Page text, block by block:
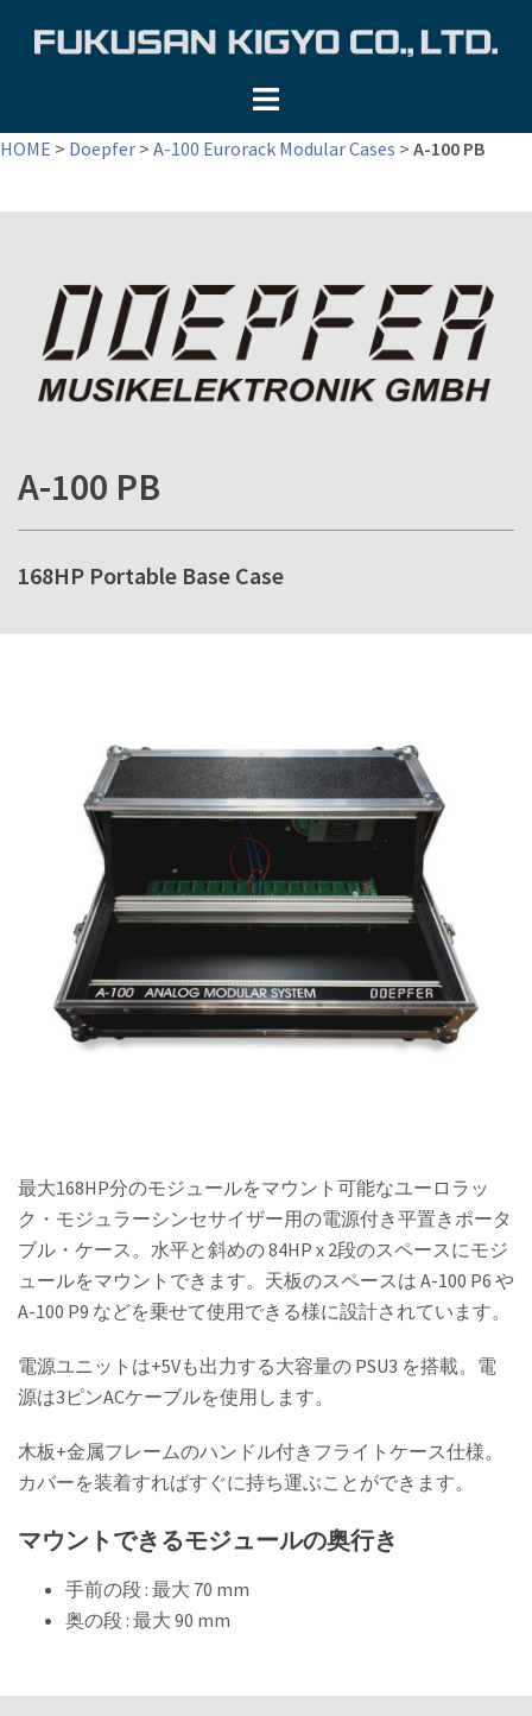
ツ
HOME > Doepfer > A-100 Eurorack Modular Cases > A-100 PB
A-100 PB
168HP Portable Base Case
最大168HP分のモジュールをマウント可能なユーロラッ
ク・モジュラーシンセサイザー用の電源付き平置きポータ
ブル・ケース。水平と斜めの 84HP x 2段のスペースにモジ
ュールをマウントできます。天板のスペースは A-100 P6 や
A-100 P9 などを乗せて使用できる様に設計されています。
電源ユニットは+5Vも出力する大容量の PSU3 を搭載。電
源は3ピンACケーブルを使用します。
木板+金属フレームのハンドル付きフライトケース仕様。
カバーを装着すればすぐに持ち運ぶことができます。
マウントできるモジュールの奥行き
手前の段 : 最大 70 mm
奥の段 : 最大 90 mm